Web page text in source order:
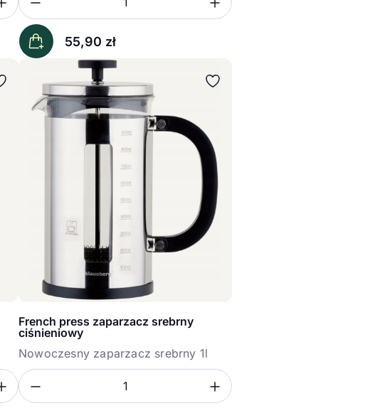
Zwiększ ilość
55,90 zł
IlośćZmniejsz ilość Zwiększ ilość
Zwiększ ilość
French press zaparzacz srebrny
ciśnieniowy
Nowoczesny zaparzacz srebrny 1l
IlośćZmniejsz ilość Zwiększ ilość